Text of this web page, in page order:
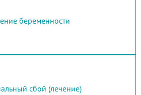
беременности
сбой (лечение)